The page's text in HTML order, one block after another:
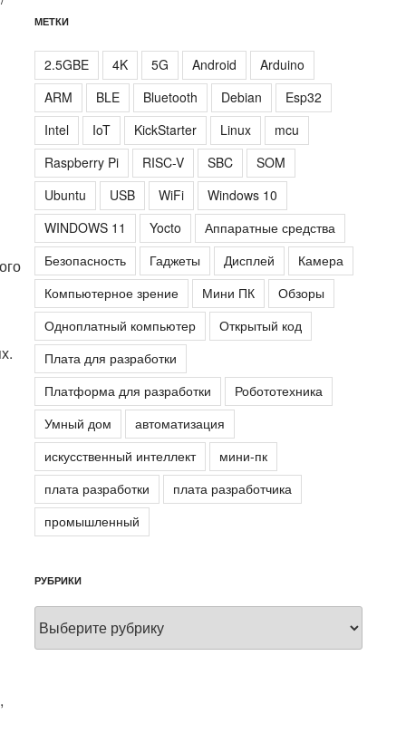
МЕТКИ
2.5GBE 4K 5G Android
Arduino
ARM
BLE Bluetooth Debian
Esp32
Intel
IoT KickStarter Linux
mcu
Raspberry Pi
RISC-V SBC
SOM
Ubuntu
USB WiFi
Windows 10
WINDOWS 11
Yocto
Аппаратные средства
Безопасность
Гаджеты Дисплей
Камера
Компьютерное зрение
Мини ПК
Обзоры
Одноплатный компьютер
Открытый код
Плата для разработки
Платформа для разработки
Робототехника
Умный дом
автоматизация
искусственный интеллект
мини-пк
плата разработки
плата разработчика
промышленный
РУБРИКИ
Рубрики